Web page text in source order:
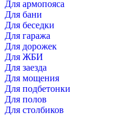
Для армопояса
Для бани
Для беседки
Для гаража
Для дорожек
Для ЖБИ
Для заезда
Для мощения
Для подбетонки
Для полов
Для столбиков